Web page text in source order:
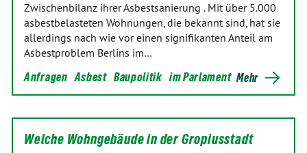
Zwischenbilanz ihrer Asbestsanierung . Mit über 5.000
asbestbelasteten Wohnungen, die bekannt sind, hat sie
allerdings nach wie vor einen signifikanten Anteil am
Asbestproblem Berlins im…
Anfragen Asbest Baupolitik im Parlament Mehr
Welche Wohngebäude in der Gropiusstadt